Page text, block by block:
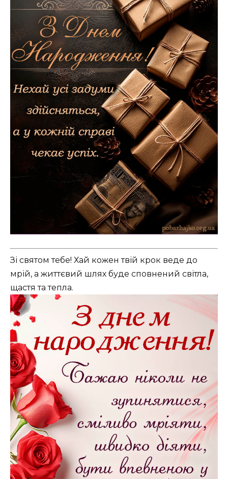
Зі святом тебе! Хай кожен твій крок веде до
мрій, а життєвий шлях буде сповнений світла,
щастя та тепла.